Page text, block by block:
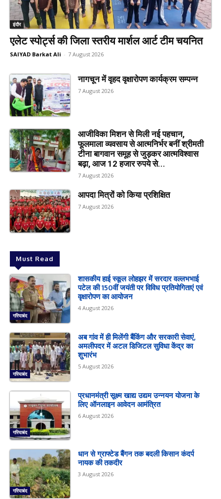
इंदौर
एलेट स्पोर्ट्स की जिला स्तरीय मार्शल आर्ट टीम चयनित
SAIYAD Barkat Ali - 7 August 2026
नागचून में वृहद वृक्षारोपण कार्यक्रम सम्पन्न
7 August 2026
आजीविका मिशन से मिली नई पहचान,
फूलमाला व्यवसाय से आत्मनिर्भर बनीं श्रीमती
टीना बागवान समूह से जुड़कर आत्मविश्वास
बढ़ा, आज 12 हजार रुपये से...
7 August 2026
आपदा मित्रों को किया प्रशिक्षित
7 August 2026
Must Read
गरियाबंद
शासकीय हाई स्कूल लोहझर में सरदार वल्लभभाई
पटेल की 150वीं जयंती पर विविध प्रतियोगिताएं एवं
वृक्षारोपण का आयोजन
4 August 2026
गरियाबंद
अब गांव में ही मिलेंगी बैंकिंग और सरकारी सेवाएं,
अमलीपदर में अटल डिजिटल सुविधा केंद्र का
शुभारंभ
5 August 2026
गरियाबंद
प्रधानमंत्री सूक्ष्म खाद्य उद्यम उन्नयन योजना के
लिए ऑनलाइन आवेदन आमंत्रित
6 August 2026
गरियाबंद
धान से ग्राफ्टेड बैंगन तक बदली किसान कंदर्प
नायक की तकदीर
3 August 2026